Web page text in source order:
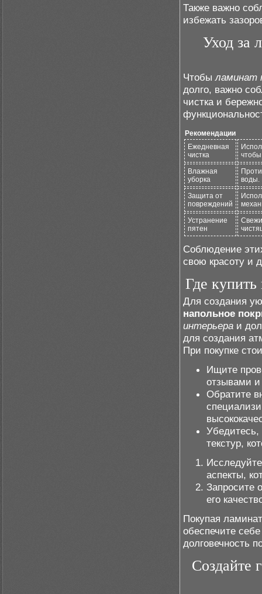
Также важно
избежать
Уход за
Чтобыламинат
долго, важно
чистка и
Рекомендации
Ежедневная
чистка
Влажная
уборка
воды.
Защита от
повреждений
Устранение
пятен
Соблюдение
свою красоту и
Где купить
Для создания
напольное
интерьера и
для создания
При покупке
Ищите
отзывами и
Обратите
Убедитесь,
текстур,
аспекты,
Запросите
его
Покупая
обеспечите
долговечность
Создайте